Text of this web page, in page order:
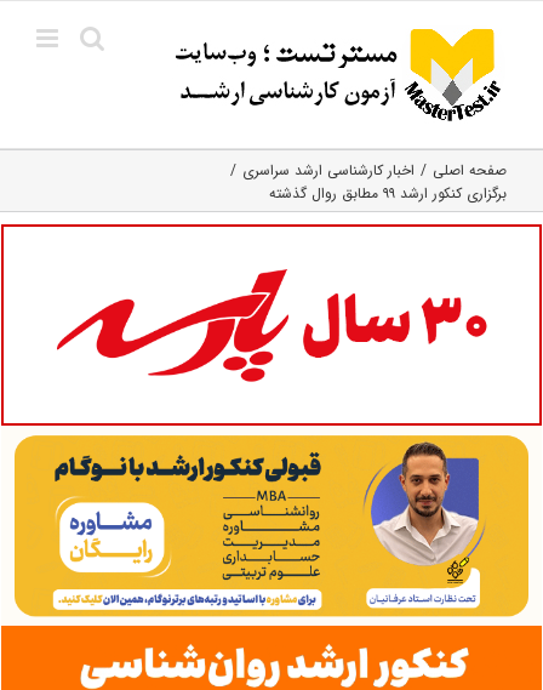
content
صفحه اصلی
اخبار کارشناسی ارشد سراسری
برگزاری کنکور ارشد ۹۹ مطابق روال گذشته